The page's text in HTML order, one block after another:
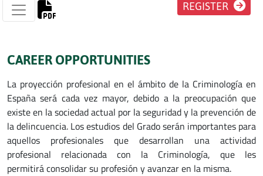
REGISTER
CAREER OPPORTUNITIES
La proyección profesional en el ámbito de la Criminología en
España será cada vez mayor, debido a la preocupación que
existe en la sociedad actual por la seguridad y la prevención de
la delincuencia. Los estudios del Grado serán importantes para
aquellos profesionales que desarrollan una actividad
profesional relacionada con la Criminología, que les
permitirá consolidar su profesión y avanzar en la misma.